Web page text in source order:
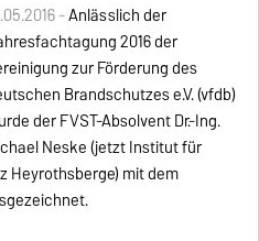
-Anlässlich der
2016 der
zur Förderung des
Brandschutzes e.V. (vfdb)
der FVST-Absolvent Dr.-Ing.
Neske (jetzt Institut für
Heyrothsberge) mit dem